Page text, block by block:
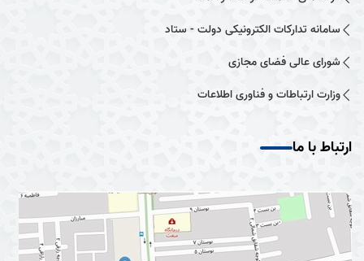
سامانه تدارکات الکترونیکی دولت - ستاد
شورای عالی فضای مجازی
وزارت ارتباطات و فناوری اطلاعات
ارتباط با ما